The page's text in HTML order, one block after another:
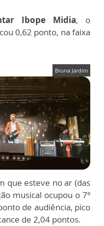
Ibope Midia, o
0,62 ponto, na faixa
Bruna Jardim
que esteve no ar (das
musical ocupou o 7º
de audiência, pico
de 2,04 pontos.